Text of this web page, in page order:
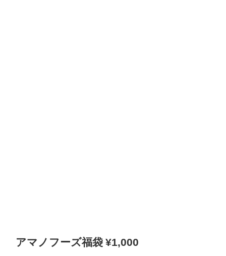
アマノフーズ福袋 ¥1,000